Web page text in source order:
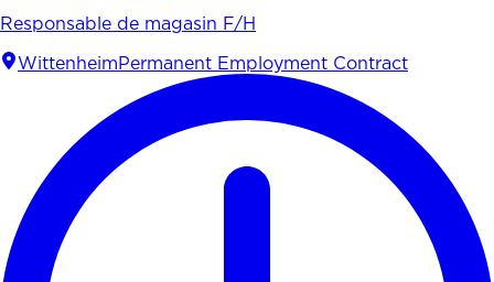
Responsable de magasin F/H
Wittenheim Permanent Employment Contract